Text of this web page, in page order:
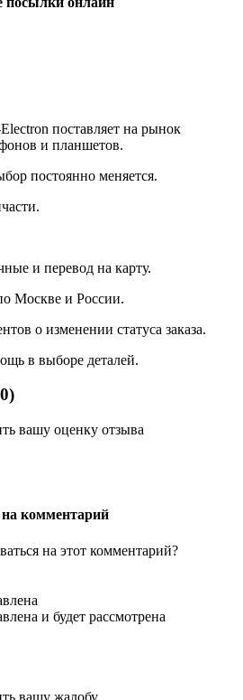
поставляет на рынок
и планшетов.
постоянно меняется.
и перевод на карту.
Москве и России.
о изменении статуса заказа.
в выборе деталей.
вашу оценку отзыва
комментарий
на этот комментарий?
и будет рассмотрена
вашу жалобу